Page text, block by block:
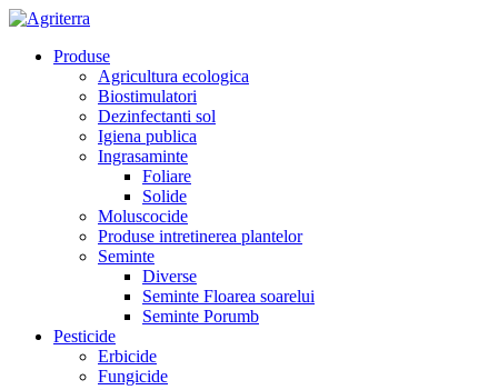
Produse
Agricultura ecologica
Biostimulatori
Dezinfectanti sol
Igiena publica
Ingrasaminte
Foliare
Solide
Moluscocide
Produse intretinerea plantelor
Seminte
Diverse
Seminte Floarea soarelui
Seminte Porumb
Pesticide
Erbicide
Fungicide